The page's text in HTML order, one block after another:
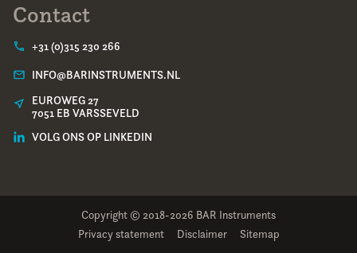
Contact
+31 (0)315 230 266
INFO@BARINSTRUMENTS.NL
EUROWEG 27
7051 EB VARSSEVELD
VOLG ONS OP LINKEDIN
Copyright © 2018-2026 BAR Instruments
Privacy statement
Disclaimer
Sitemap